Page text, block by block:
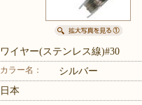
ワイヤー(ステンレス線)#30
カラー名： シルバー
日本